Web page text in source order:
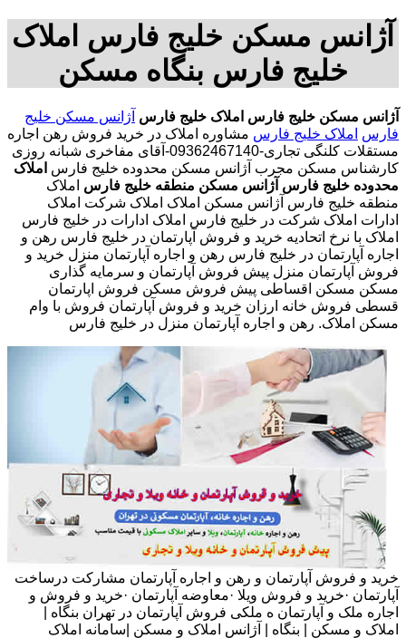
آژانس مسکن خلیج فارس املاک
خلیج فارس بنگاه مسکن
آژانس مسکن خلیج فارس املاک خلیج فارس آژانس مسکن خلیج
فارس املاک خلیج فارس مشاوره املاک در خرید فروش رهن اجاره
مستقلات کلنگی تجاری-09362467140-آقای مفاخری شبانه روزی
کارشناس مسکن مجرب آژانس مسکن محدوده خلیج فارس املاک
محدوده خلیج فارس آژانس مسکن منطقه خلیج فارس املاک
منطقه خلیج فارس آژانس مسکن املاک املاک شرکت املاک
ادارات املاک شرکت در خلیج فارس املاک ادارات در خلیج فارس
املاک با نرخ اتحادیه خرید و فروش آپارتمان در خلیج فارس رهن و
اجاره آپارتمان در خلیج فارس رهن و اجاره آپارتمان منزل خرید و
فروش آپارتمان منزل پیش فروش آپارتمان و سرمایه گذاری
مسکن مسکن اقساطی پیش فروش مسکن فروش اپارتمان
قسطی فروش خانه ارزان خرید و فروش آپارتمان فروش با وام
مسکن املاک. رهن و اجاره آپارتمان منزل در خلیج فارس
خرید و فروش آپارتمان و رهن و اجاره آپارتمان مشارکت درساخت
آپارتمان ·خرید و فروش ویلا ·معاوضه آپارتمان ·خرید و فروش و
اجاره ملک و آپارتمان ه ملکی فروش آپارتمان در تهران بنگاه |
املاک و مسکن | بنگاه | آژانس املاک و مسکن |سامانه املاک